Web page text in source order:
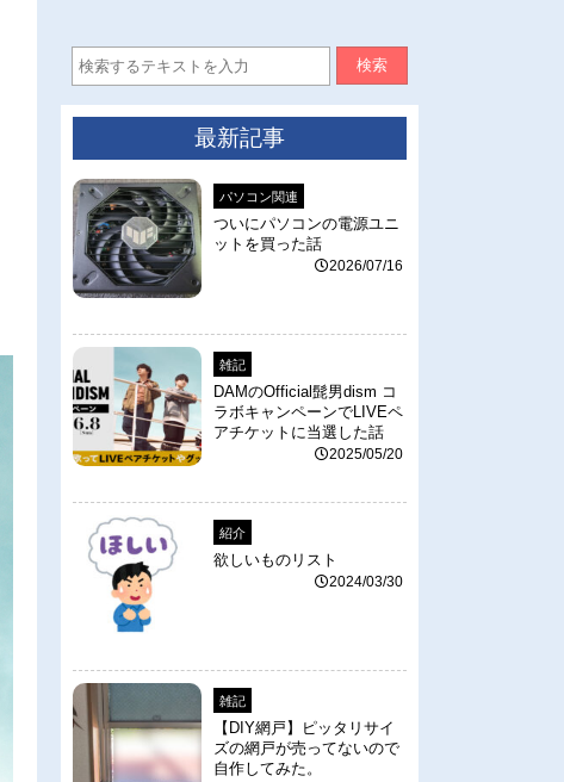
検索
最新記事
パソコン関連
ついにパソコンの電源ユニ
ットを買った話
2026/07/16
雑記
DAMのOfficial髭男dism コ
ラボキャンペーンでLIVEペ
アチケットに当選した話
2025/05/20
紹介
欲しいものリスト
2024/03/30
雑記
【DIY網戸】ピッタリサイ
ズの網戸が売ってないので
自作してみた。